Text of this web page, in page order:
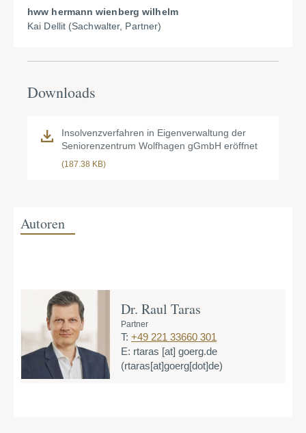
hww hermann wienberg wilhelm
Kai Dellit (Sachwalter, Partner)
Downloads
Insolvenzverfahren in Eigenverwaltung der
Seniorenzentrum Wolfhagen gGmbH eröffnet
(187.38 KB)
Autoren
Dr. Raul Taras
Partner
T: +49 221 33660 301
E: rtaras [at] goerg.de
(rtaras[at]goerg[dot]de)